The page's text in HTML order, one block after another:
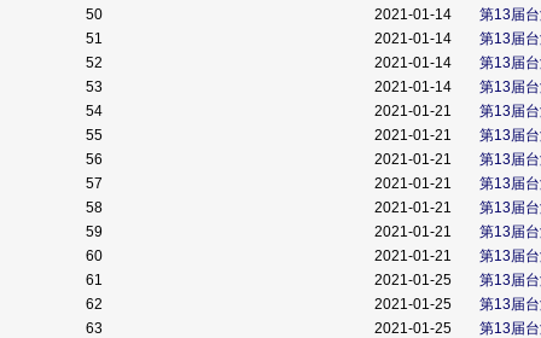
50
2021-01-14
第13届
51
2021-01-14
第13届
52
2021-01-14
第13届
53
2021-01-14
第13届
54
2021-01-21
第13届
55
2021-01-21
第13届
56
2021-01-21
第13届
57
2021-01-21
第13届
58
2021-01-21
第13届
59
2021-01-21
第13届
60
2021-01-21
第13届
61
2021-01-25
第13届
62
2021-01-25
第13届
63
2021-01-25
第13届